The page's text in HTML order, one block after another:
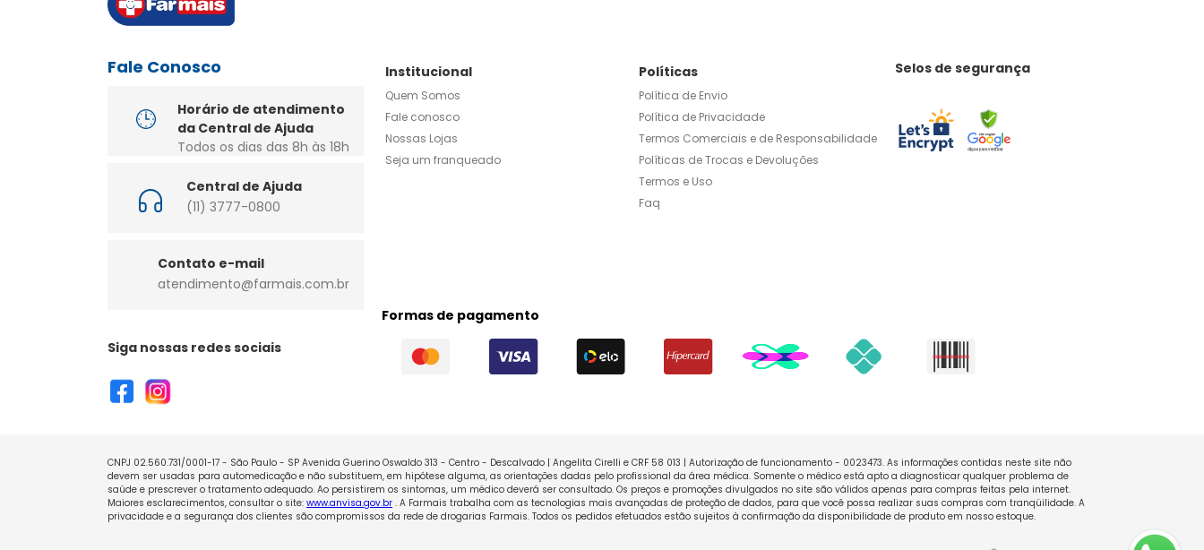
Fale Conosco
Horário de atendimento
da Central de Ajuda
Todos os dias das 8h às 18h
Central de Ajuda
(11) 3777-0800
Contato e-mail
atendimento@farmais.com.br
Siga nossas redes sociais
Institucional
Quem Somos
Fale conosco
Nossas Lojas
Seja um franqueado
Políticas
Política de Envio
Política de Privacidade
Termos Comerciais e de Responsabilidade
Políticas de Trocas e Devoluções
Termos e Uso
Faq
Selos de segurança
Formas de pagamento
CNPJ 02.560.731/0001-17 - São Paulo - SP Avenida Guerino Oswaldo 313 - Centro - Descalvado | Angelita Cirelli e CRF 58 013 | Autorização de funcionamento - 0023473. As informações contidas neste site não
devem ser usadas para automedicação e não substituem, em hipótese alguma, as orientações dadas pelo profissional da área médica. Somente o médico está apto a diagnosticar qualquer problema de
saúde e prescrever o tratamento adequado. Ao persistirem os sintomas, um médico deverá ser consultado. Os preços e promoções divulgados no site são válidos apenas para compras feitas pela internet.
Maiores esclarecimentos, consultar o site: www.anvisa.gov.br . A Farmais trabalha com as tecnologias mais avançadas de proteção de dados, para que você possa realizar suas compras com tranqüilidade. A
privacidade e a segurança dos clientes são compromissos da rede de drogarias Farmais. Todos os pedidos efetuados estão sujeitos à confirmação da disponibilidade de produto em nosso estoque.